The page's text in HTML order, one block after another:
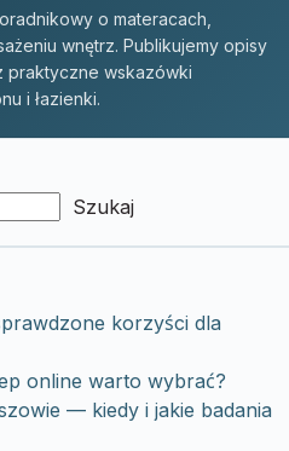
o materacach,
wnętrz. Publikujemy opisy
praktyczne wskazówki
i łazienki.
Szukaj
korzyści dla
online warto wybrać?
— kiedy i jakie badania